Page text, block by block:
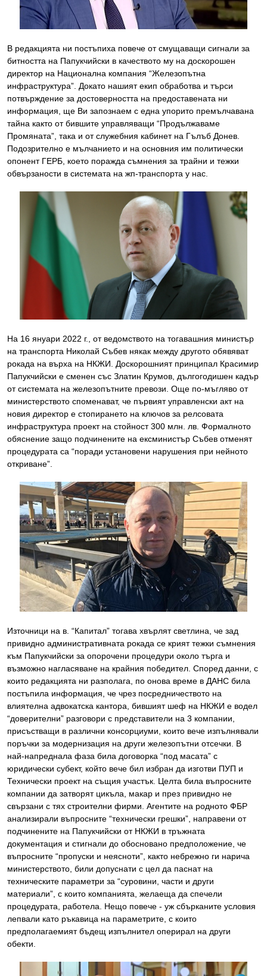
В редакцията ни постъпиха повече от смущаващи сигнали за
битността на Папукчийски в качеството му на доскорошен
директор на Национална компания “Железопътна
инфраструктура”. Докато нашият екип обработва и търси
потвърждение за достоверността на предоставената ни
информация, ще Ви запознаем с една упорито премълчавана
тайна както от бившите управляващи “Продължаваме
Промяната”, така и от служебния кабинет на Гълъб Донев.
Подозрително е мълчанието и на основния им политически
опонент ГЕРБ, което поражда съмнения за трайни и тежки
обвързаности в системата на жп-транспорта у нас.
На 16 януари 2022 г., от ведомството на тогавашния министър
на транспорта Николай Събев някак между другото обявяват
рокада на върха на НКЖИ. Доскорошният принципал Красимир
Папукчийски е сменен със Златин Крумов, дългогодишен кадър
от системата на железопътните превози. Още по-мъгляво от
министерството споменават, че първият управленски акт на
новия директор е стопирането на ключов за релсовата
инфраструктура проект на стойност 300 млн. лв. Формалното
обяснение защо подчинените на ексминистър Събев отменят
процедурата са “поради установени нарушения при нейното
откриване”.
Източници на в. “Капитал” тогава хвърлят светлина, че зад
привидно административната рокада се крият тежки съмнения
към Папукчийски за опорочени процедури около търга и
възможно нагласяване на крайния победител. Според данни, с
които редакцията ни разполага, по онова време в ДАНС била
постъпила информация, че чрез посредничеството на
влиятелна адвокатска кантора, бившият шеф на НКЖИ е водел
“доверителни” разговори с представители на 3 компании,
присъстващи в различни консорциуми, които вече изпълнявали
поръчки за модернизация на други железопътни отсечки. В
най-напреднала фаза била договорка “под масата” с
юридически субект, който вече бил избран да изготви ПУП и
Технически проект на същия участък. Целта била въпросните
компании да затворят цикъла, макар и през привидно не
свързани с тях строителни фирми. Агентите на родното ФБР
анализирали въпросните “технически грешки”, направени от
подчинените на Папукчийски от НКЖИ в тръжната
документация и стигнали до обосновано предположение, че
въпросните “пропуски и неясноти”, както небрежно ги нарича
министерството, били допуснати с цел да паснат на
техническите параметри за “суровини, части и други
материали”, с които компанията, желаеща да спечели
процедурата, работела. Нещо повече - уж сбърканите условия
лепвали като ръкавица на параметрите, с които
предполагаемият бъдещ изпълнител оперирал на други
обекти.